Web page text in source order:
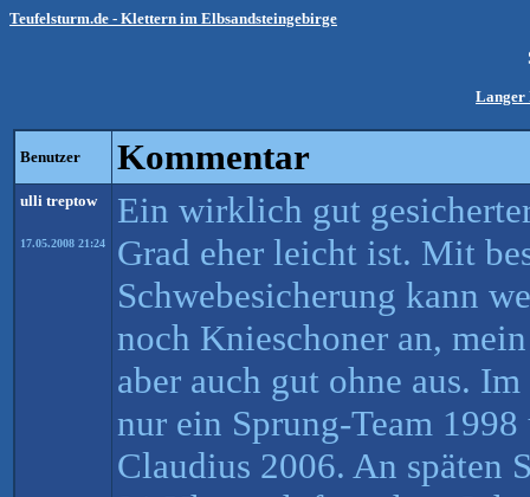
Teufelsturm.de - Klettern im Elbsandsteingebirge
Langer
Benutzer Kommentar
ulli treptow
17.05.2008 21:24
Ein wirklich gut
Grad eher leicht ist. Mit
Schwebesicherung kann
noch Knieschoner an,
aber auch gut ohne aus.
nur ein Sprung-Team
Claudius 2006. An späten